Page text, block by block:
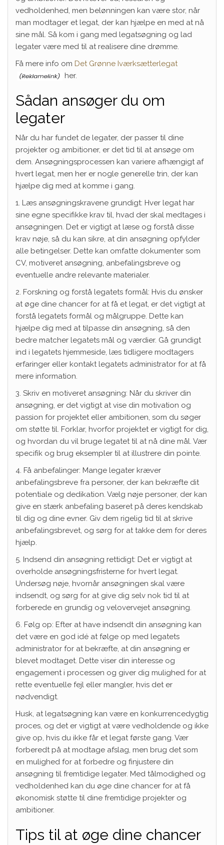
vedholdenhed, men belønningen kan være stor, når
man modtager et legat, der kan hjælpe en med at nå
sine mål. Så kom i gang med legatsøgning og lad
legater være med til at realisere dine drømme.
Få mere info om Det Grønne Iværksætterlegat
her.
Sådan ansøger du om
legater
Når du har fundet de legater, der passer til dine
projekter og ambitioner, er det tid til at ansøge om
dem. Ansøgningsprocessen kan variere afhængigt af
hvert legat, men her er nogle generelle trin, der kan
hjælpe dig med at komme i gang.
1. Læs ansøgningskravene grundigt: Hver legat har
sine egne specifikke krav til, hvad der skal medtages i
ansøgningen. Det er vigtigt at læse og forstå disse
krav nøje, så du kan sikre, at din ansøgning opfylder
alle betingelser. Dette kan omfatte dokumenter som
CV, motiveret ansøgning, anbefalingsbreve og
eventuelle andre relevante materialer.
2. Forskning og forstå legatets formål: Hvis du ønsker
at øge dine chancer for at få et legat, er det vigtigt at
forstå legatets formål og målgruppe. Dette kan
hjælpe dig med at tilpasse din ansøgning, så den
bedre matcher legatets mål og værdier. Gå grundigt
ind i legatets hjemmeside, læs tidligere modtagers
erfaringer eller kontakt legatets administrator for at få
mere information.
3. Skriv en motiveret ansøgning: Når du skriver din
ansøgning, er det vigtigt at vise din motivation og
passion for projektet eller ambitionen, som du søger
om støtte til. Forklar, hvorfor projektet er vigtigt for dig,
og hvordan du vil bruge legatet til at nå dine mål. Vær
specifik og brug eksempler til at illustrere din pointe.
4. Få anbefalinger: Mange legater kræver
anbefalingsbreve fra personer, der kan bekræfte dit
potentiale og dedikation. Vælg nøje personer, der kan
give en stærk anbefaling baseret på deres kendskab
til dig og dine evner. Giv dem rigelig tid til at skrive
anbefalingsbrevet, og sørg for at takke dem for deres
hjælp.
5. Indsend din ansøgning rettidigt: Det er vigtigt at
overholde ansøgningsfristerne for hvert legat.
Undersøg nøje, hvornår ansøgningen skal være
indsendt, og sørg for at give dig selv nok tid til at
forberede en grundig og velovervejet ansøgning.
6. Følg op: Efter at have indsendt din ansøgning kan
det være en god idé at følge op med legatets
administrator for at bekræfte, at din ansøgning er
blevet modtaget. Dette viser din interesse og
engagement i processen og giver dig mulighed for at
rette eventuelle fejl eller mangler, hvis det er
nødvendigt.
Husk, at legatsøgning kan være en konkurrencedygtig
proces, og det er vigtigt at være vedholdende og ikke
give op, hvis du ikke får et legat første gang. Vær
forberedt på at modtage afslag, men brug det som
en mulighed for at forbedre og finjustere din
ansøgning til fremtidige legater. Med tålmodighed og
vedholdenhed kan du øge dine chancer for at få
økonomisk støtte til dine fremtidige projekter og
ambitioner.
Tips til at øge dine chancer